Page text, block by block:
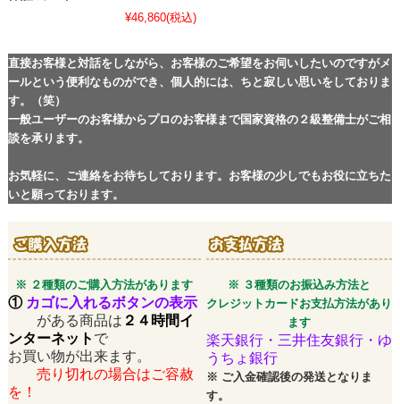
¥46,860(税込)
直接お客様と対話をしながら、お客様のご希望をお伺いしたいのですがメ
ールという便利なものができ、個人的には、ちと寂しい思いをしておりま
す。（笑）
一般ユーザーのお客様からプロのお客様まで国家資格の２級整備士がご相
談を承ります。
お気軽に、ご連絡をお待ちしております。お客様の少しでもお役に立ちた
いと願っております。
※ ２種類のご購入方法があります
※ ３種類のお振込み方法と
クレジットカードお支払方法があり
ます
① カゴに入れるボタンの表示
がある商品は ２４時間イ
ンターネット で
お買い物が出来ます。
売り切れの場合はご容赦
を！
楽天銀行・三井住友銀行・ゆ
うちょ銀行
※ ご入金確認後の発送となりま
す。